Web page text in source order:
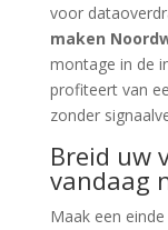
voor
maken
montage in de
profiteert van
zonder
Breid uw
vandaag
Maak een